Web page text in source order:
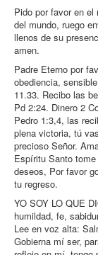
Pido por favor en
del mundo, ruego
llenos de su
amen.
Padre Eterno por
obediencia,
11.33. Recibo las
Pd 2:24. Dinero 2
Pedro 1:3,4, las
plena victoria, tú
precioso Señor.
Espíritu Santo
deseos, Por favor
tu regreso.
YO SOY LO QUE
humildad, fe,
Lee en voz alta:
Gobierna mí ser,